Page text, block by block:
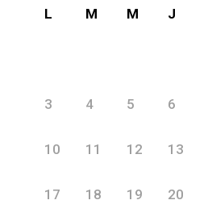
L M M J
3 4 5 6
10 11 12 13
17 18 19 20